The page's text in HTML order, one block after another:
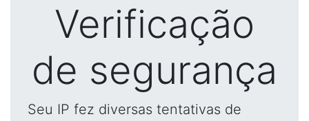
Verificação
de segurança
Seu IP fez diversas tentativas de